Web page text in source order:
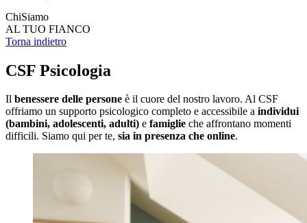
ChiSiamo
AL TUO FIANCO
Torna indietro
CSF Psicologia
Il benessere delle persone è il cuore del nostro lavoro. Al CSF
offriamo un supporto psicologico completo e accessibile a individui
(bambini, adolescenti, adulti) e famiglie che affrontano momenti
difficili. Siamo qui per te, sia in presenza che online.